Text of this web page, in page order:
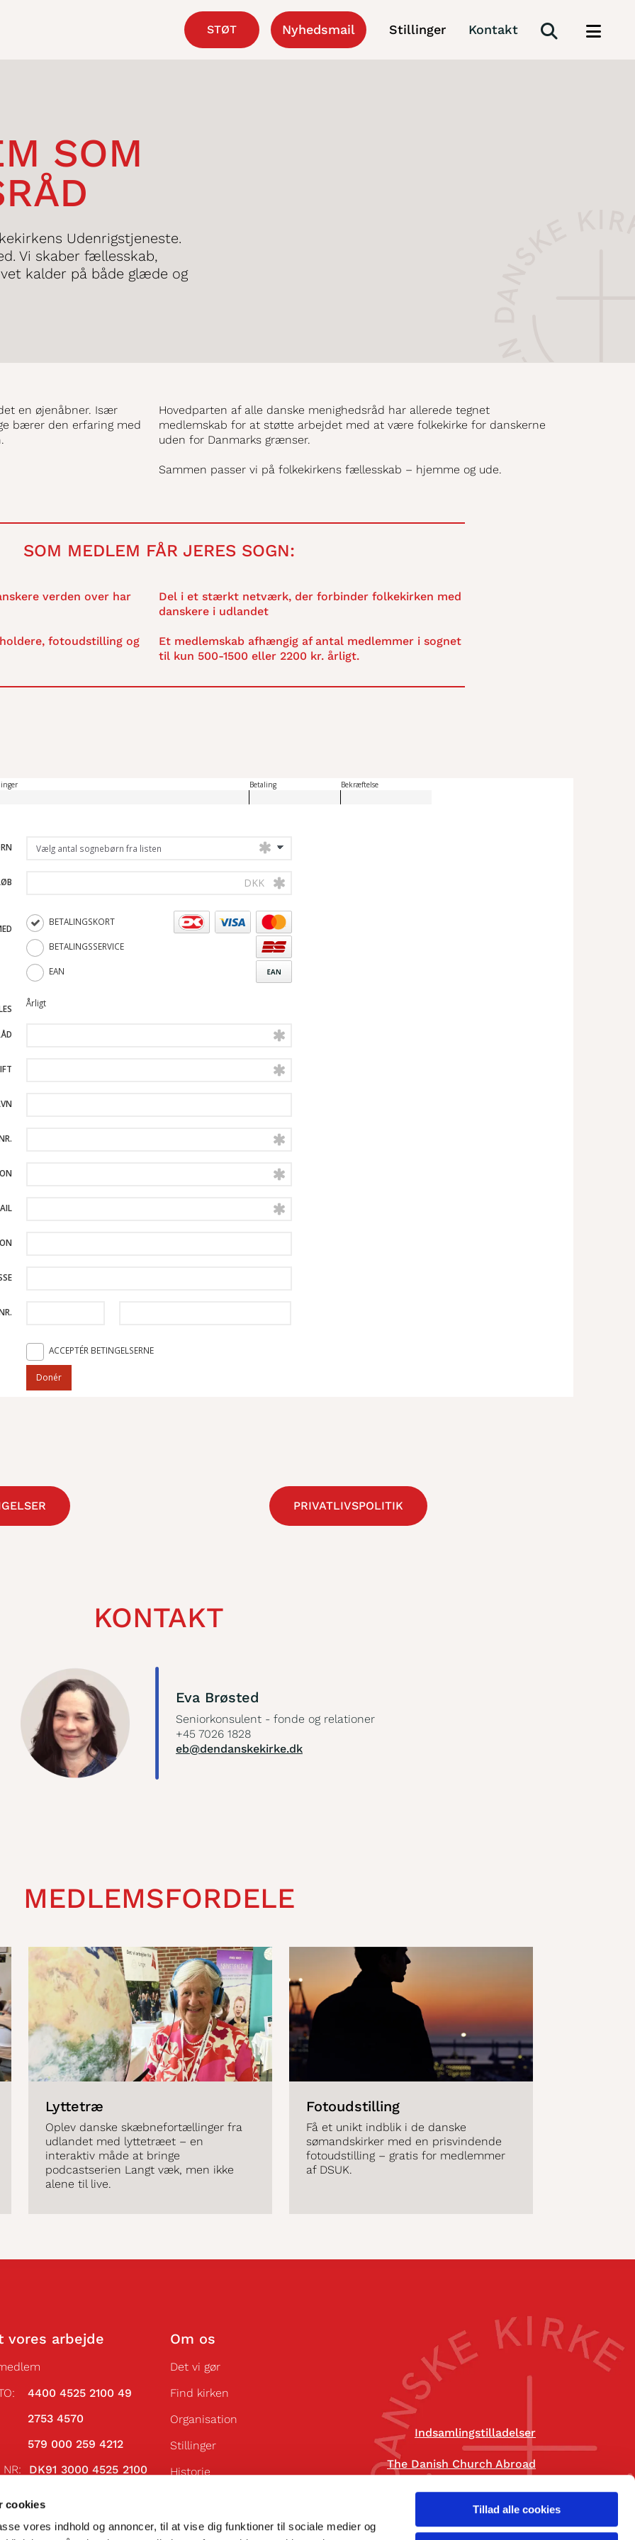
cookies
vores indhold og annoncer, til at vise dig funktioner til sociale medier og
Tillad alle cookies
Kontakt
Stillinger
Nyhedsmail
STØT
SOM
Udenrigstjeneste.
Vi skaber fællesskab,
kalder på både glæde og
en øjenåbner. Især
bærer den erfaring med
Hovedparten af alle danske menighedsråd har allerede tegnet
medlemskab for at støtte arbejdet med at være folkekirke for danskerne
uden for Danmarks grænser.
Sammen passer vi på folkekirkens fællesskab – hjemme og ude.
SOM MEDLEM FÅR JERES SOGN:
verden over har
fotoudstilling og
Del i et stærkt netværk, der forbinder folkekirken med
danskere i udlandet
Et medlemskab afhængig af antal medlemmer i sognet
til kun 500-1500 eller 2200 kr. årligt.
PRIVATLIVSPOLITIK
KONTAKT
Eva Brøsted
Seniorkonsulent - fonde og relationer
+45 7026 1828
eb@dendanskekirke.dk
MEDLEMSFORDELE
Lyttetræ
Oplev danske skæbnefortællinger fra
udlandet med lyttetræet – en
interaktiv måde at bringe
podcastserien Langt væk, men ikke
alene til live.
Fotoudstilling
Få et unikt indblik i de danske
sømandskirker med en prisvindende
fotoudstilling – gratis for medlemmer
af DSUK.
vores arbejde
4400 4525 2100 49
2753 4570
579 000 259 4212
NR: DK91 3000 4525 2100
DABADKKK
Om os
Det vi gør
Find kirken
Organisation
Stillinger
Historie
Indsamlingstilladelser
The Danish Church Abroad